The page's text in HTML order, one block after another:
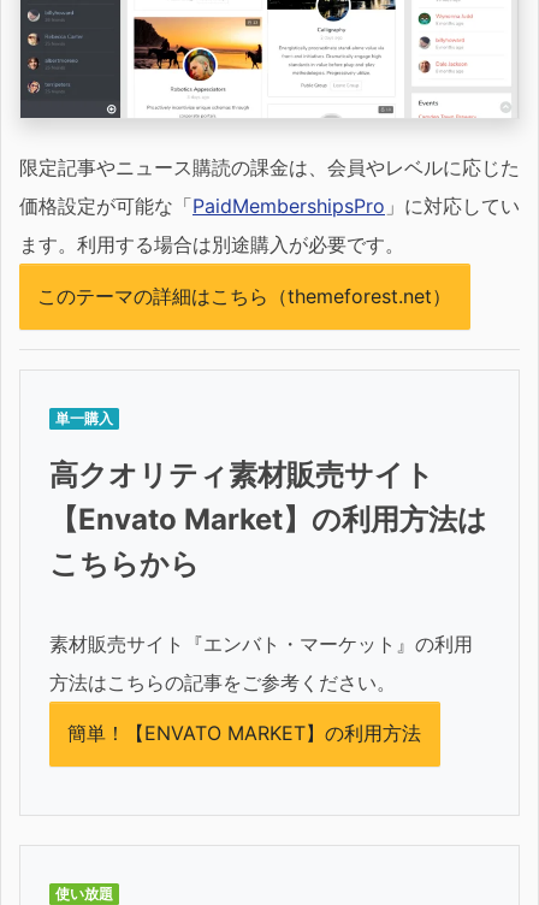
限定記事やニュース購読の課金は、会員やレベルに応じた
価格設定が可能な「PaidMembershipsPro 」に対応してい
ます。利用する場合は別途購入が必要です。
このテーマの詳細はこちら（themeforest.net）
単一購入
高クオリティ素材販売サイト
【Envato Market】の利用方法は
こちらから
素材販売サイト『エンバト・マーケット』の利用
方法はこちらの記事をご参考ください。
簡単！【ENVATO MARKET】の利用方法
使い放題